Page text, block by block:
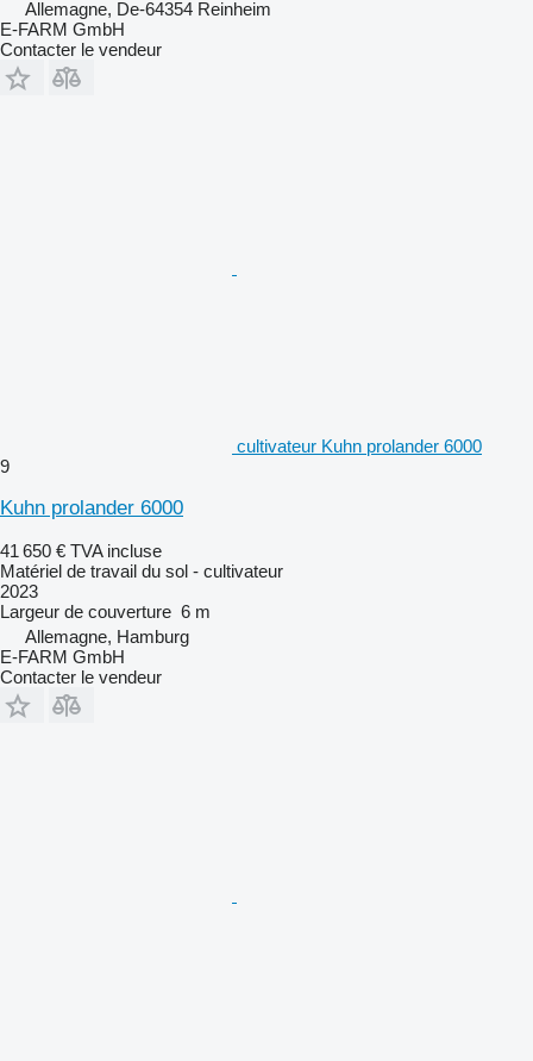
Allemagne, De-64354 Reinheim
E-FARM GmbH
Contacter le vendeur
cultivateur Kuhn prolander 6000
9
Kuhn prolander 6000
41 650 € TVA incluse
Matériel de travail du sol - cultivateur
2023
Largeur de couverture 6 m
Allemagne, Hamburg
E-FARM GmbH
Contacter le vendeur